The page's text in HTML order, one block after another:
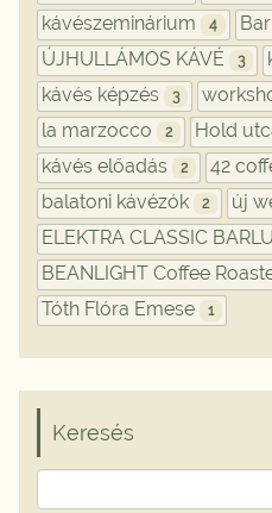
kávészeminárium 4
ÚJHULLÁMOS KÁVÉ 3
kávés képzés 3
la marzocco 2 Hold
kávés előadás 2 42
balatoni kávézók 2 új
ELEKTRA CLASSIC
BEANLIGHT Coffee
Tóth Flóra Emese 1
Keresés